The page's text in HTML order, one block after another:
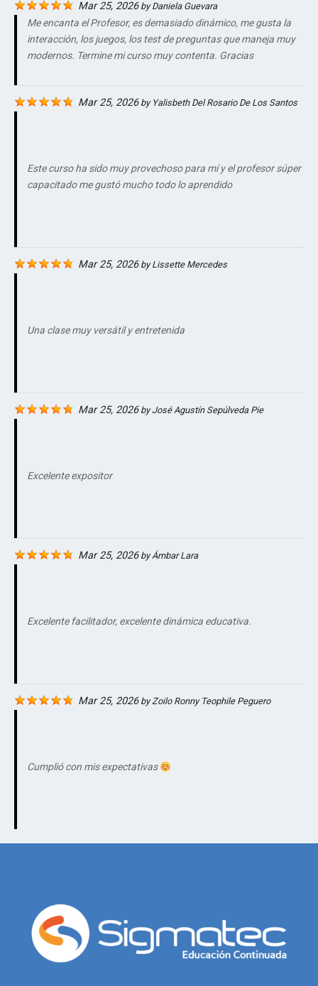
Mar 25, 2026byDaniela Guevara
Me encanta el Profesor, es demasiado dinámico, me gusta la
interacción, los juegos, los test de preguntas que maneja muy
modernos. Termine mi curso muy contenta. Gracias
Mar 25, 2026by Yalisbeth Del Rosario De Los Santos
Este curso ha sido muy provechoso para mí y el profesor súper
capacitado me gustó mucho todo lo aprendido
Mar 25, 2026byLissette Mercedes
Una clase muy versátil y entretenida
Mar 25, 2026byJosé Agustín Sepúlveda Pie
Excelente expositor
Mar 25, 2026byÁmbar Lara
Excelente facilitador, excelente dinámica educativa.
Mar 25, 2026byZoilo Ronny Teophile Peguero
Cumplió con mis expectativas